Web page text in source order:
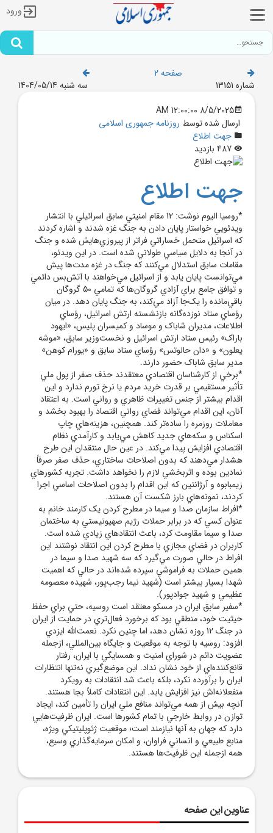
ورود
صفحه 2
شماره 13151
سه شنبه 1404/05/14
8/5/2025 12:00:00 AM
ارسال شده توسط روزنامه جمهوری اسلامی
جهت اطلاع
جهت اطلاع
*روسيا اليوم نوشت: 12 مقام امنيتي سابق اسرائيلي با انتشار
ويدئويي خواستار پايان دادن به جنگ غزه شدند و اشاره کردند
که اسرائيل متحمل خساراتي فراتر از پيروزي‌هايش شده و جنگ
در آنجا به دلايل سياسي طولاني شده است. در اين ويدئو،
مقامات سابق استدلال مي‌کنند که جنگ در غزه مدت‌ها پيش
مي‌توانست پايان يابد و از اسرائيل مي‌خواهند با آتش‌بس دائمي
و توافق جامع براي آزادي گروگان‌ها که تمامي 50 گروگان
باقي‌مانده را يک‌جا آزاد مي‌کند، به جنگ پايان دهد. در ميان
رؤساي ستاد نوزده‌گانه بازنشسته ارتش اسرائيل، رؤساي
اطلاعات، مديران شاباک و موساد و کميسران پليس، «ايهود
باراک» رئيس ستاد ارتش اسرائيل و نخست‌وزير سابق، «موشه
يعلون» و «دان حالوتس» رؤساي ستاد سابق و «يورام کوهن»
مدير سابق شاباک حضور دارند.
*برخي از کارشناسان اقتصادي معتقدند حذف صفر از پول ملي
تأثير مستقيمي بر قدرت خريد مردم يا نرخ تورم ندارد و اين
اقدام بيشتر از جنس تغييرات ظاهري و رواني است. به اعتقاد
آنان، اين اقدام مي‌تواند فضاي رواني اقتصاد را بهبود بخشد و
معاملات روزمره را ساده‌تر کند. همچنين، هزينه‌هاي چاپ
اسکناس و سکه‌هاي جديد کاهش مي‌يابد و کارآمدي نظام
اقتصادي افزايش پيدا مي‌کند. در عين حال منتقدان اين طرح
هشدار مي‌دهند که بدون اصلاحات ساختاري، حذف صفر صرفاً
نمادين بوده و اثربخشي لازم را نخواهد داشت. تجربه کشورهاي
زيمبابوه و آرژانتين که اين اقدام را بدون اصلاحات اساسي اجرا
کردند، نمونه‌هاي بارز شکست آن هستند.
*افراط سازمان صدا و سيما در مطرح کردن يک کارمند خانم به
عنوان کسي که در برابر حملات رژيم صهيونيستي به ساختمان
صدا و سيما مقاومت کرد، باعث انتقادهاي زيادي شده است.
کاربران در فضاي مجازي با مطرح کردن اين انتقاد نوشتند اين
افراط در حالي صورت مي‌گيرد که سه شهيد صدا و سيما در
همين حملات به فراموشي سپرده شده‌اند در حالي که اهميت
شهدا بسيار بيشتر است (شهيد نيما رجب‌پور، شهيده معصومه
عظيمي و شهيد جوادپور).
*سفير سابق ايران در مسکو معتقد است روسيه، حتي براي حفظ
حيثيت خود، منطقي بود که برخورد فعال‌تري در حمايت از ايران
در جنگ 12 روزه نشان دهد، اما چنين نکرد. نعمت‌الله ايزدي
افزود: روسيه با توجه به موقعيت و جايگاه بين‌المللي، ازجمله
عضويت دائم در شوراي امنيت و همسايگي با ايران، رفتار
قانع‌کننده‌اي از خود نشان نداد. اين موضع‌گيري نه‌تنها انتظارات
ايران را برآورده نکرد، بلکه باعث شد انتقادات به رويکرد
منفعلانه‌اش نيز افزايش يابد. اين انتقادات کاملاً بجا هستند.
آنچه بيش از همه مي‌تواند منافع ملي ايران را تأمين کند، ايجاد
توازن در روابط خارجي با تمام کشور‌ها است. ايران ظرفيت‌هايي
دارد که جهان به آنها نيازمند است؛ موقعيت ژئوپليتيکي ويژه،
منابع طبيعي و انساني فراوان، و امکان سرمايه‌گذاري وسيع،
همه ازجمله اين ظرفيت‌ها هستند.
عناوین این صفحه